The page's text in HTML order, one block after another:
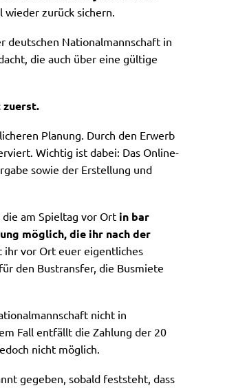
wieder zurück sichern.
deutschen Nationalmannschaft in
die auch über eine gültige
zuerst.
Planung. Durch den Erwerb
Wichtig ist dabei: Das Online-
sowie der Erstellung und
die am Spieltag vor Ort in bar
möglich, die ihr nach der
ihr vor Ort euer eigentliches
den Bustransfer, die Busmiete
nicht in
Fall entfällt die Zahlung der 20
nicht möglich.
gegeben, sobald feststeht, dass